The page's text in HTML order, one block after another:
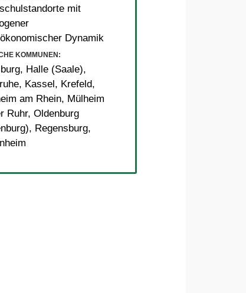
mit
Dynamik
KOMMUNEN:
, Halle (Saale),
, Kassel, Krefeld,
am Rhein, Mülheim
Ruhr,Oldenburg
, Regensburg,